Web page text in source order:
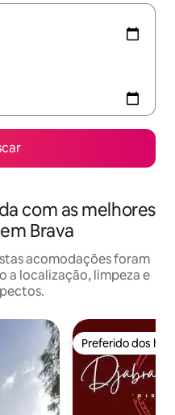
com as melhores
Brava
acomodações foram
a localização, limpeza e
Preferido dos
Preferido dos